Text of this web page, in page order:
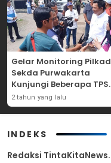
Gelar Monitoring
Sekda Purwakarta
Kunjungi Beberapa TPS
Yang Ada Di Purwakarta
2 tahun yang lalu
INDEKS
Redaksi